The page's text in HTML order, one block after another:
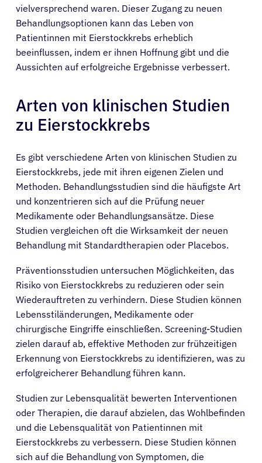
vielversprechend waren. Dieser Zugang zu neuen
Behandlungsoptionen kann das Leben von
Patientinnen mit Eierstockkrebs erheblich
beeinflussen, indem er ihnen Hoffnung gibt und die
Aussichten auf erfolgreiche Ergebnisse verbessert.
Arten von klinischen Studien
zu Eierstockkrebs
Es gibt verschiedene Arten von klinischen Studien zu
Eierstockkrebs, jede mit ihren eigenen Zielen und
Methoden. Behandlungsstudien sind die häufigste Art
und konzentrieren sich auf die Prüfung neuer
Medikamente oder Behandlungsansätze. Diese
Studien vergleichen oft die Wirksamkeit der neuen
Behandlung mit Standardtherapien oder Placebos.
Präventionsstudien untersuchen Möglichkeiten, das
Risiko von Eierstockkrebs zu reduzieren oder sein
Wiederauftreten zu verhindern. Diese Studien können
Lebensstiländerungen, Medikamente oder
chirurgische Eingriffe einschließen. Screening-Studien
zielen darauf ab, effektive Methoden zur frühzeitigen
Erkennung von Eierstockkrebs zu identifizieren, was zu
erfolgreicherer Behandlung führen kann.
Studien zur Lebensqualität bewerten Interventionen
oder Therapien, die darauf abzielen, das Wohlbefinden
und die Lebensqualität von Patientinnen mit
Eierstockkrebs zu verbessern. Diese Studien können
sich auf die Behandlung von Symptomen, die